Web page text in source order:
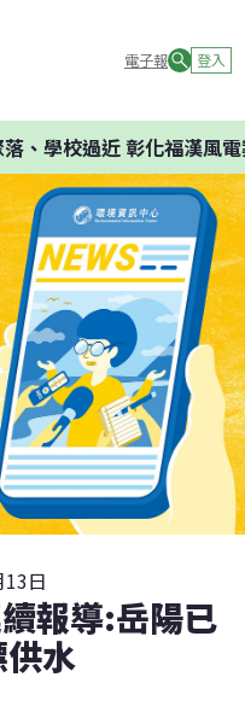
電子報 登入
、學校過近 彰化福漢風電
日
報導:岳陽已
水